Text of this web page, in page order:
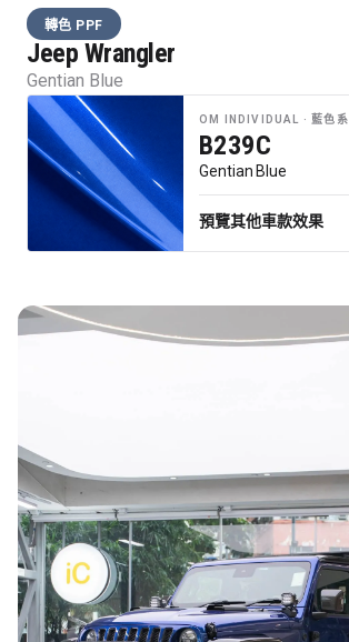
3M® Crystalline™ 玻璃隔熱膜
行車紀錄儀
行車紀錄儀安裝
為您推薦
車漆保護方案建議
轉色 PPF
Jeep Wrangler
Gentian Blue
OM INDIVIDUAL ·藍色系
B239C
Gentian Blue
預覽其他車款效果